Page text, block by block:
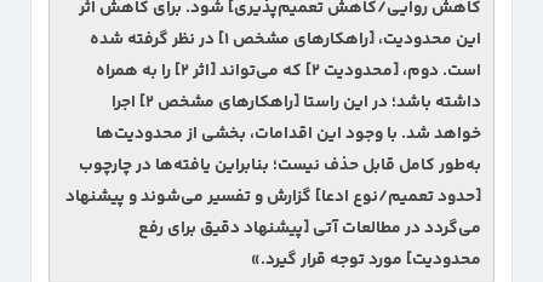
کاهش روایی/کاهش تعمیم‌پذیری] شود. برای کاهش اثر
این محدودیت،[راهکارهای مشخص ۱]
در نظر گرفته شده
است. دوم،[محدودیت ۲] که می‌تواند[اثر ۲]
را به همراه
داشته باشد؛ در این راستا[راهکارهای مشخص ۲]
اجرا
خواهد شد. با وجود این اقدامات، بخشی از محدودیت‌ها
به‌طور کامل قابل حذف نیست؛ بنابراین یافته‌ها در چارچوب
[حدود تعمیم/نوع ادعا] گزارش و تفسیر می‌شوند و پیشنهاد
می‌گردد در مطالعات آتی[پیشنهاد دقیق برای رفع
محدودیت] مورد توجه قرار گیرد.»